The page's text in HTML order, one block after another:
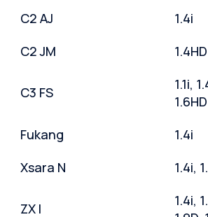
C2 AJ
1.4i
C2 JM
C3 FS
1.1i,
Fukang
1.4i
Xsara N
1.4i,
ZX I
1.4i,